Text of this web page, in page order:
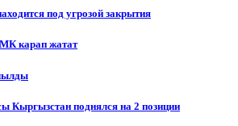
под угрозой закрытия
карап жатат
Кыргызстан поднялся на 2 позиции